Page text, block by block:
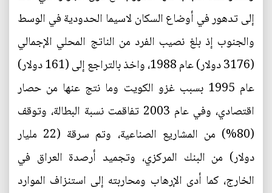
إلى تدهور في أوضاع السكان لاسيما الحدودية في الوسط
والجنوب إذ بلغ نصيب الفرد من الناتج المحلي الإجمالي
(3176 دولار) عام 1988، واخذ بالتراجع إلى (161 دولار)
عام 1995 بسبب غزو الكويت وما نتج عنها من حصار
اقتصادي، وفي عام 2003 تفاقمت نسبة البطالة، وتوقف
(80%) من المشاريع الصناعية، وتم سرقة (22 مليار
دولار) من البنك المركزي، وتجميد أرصدة العراق في
الخارج، كما أدى الإرهاب ومحاربته إلى استنزاف الموارد